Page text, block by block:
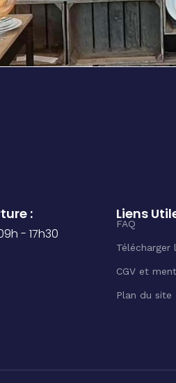
:
- 17h30
Liens
FAQ
Télécharger
CGV et
Plan du site